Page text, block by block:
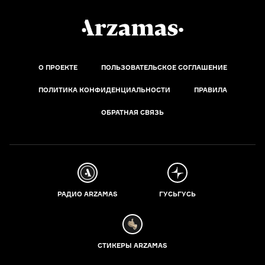
О ПРОЕКТЕ ПОЛЬЗОВАТЕЛЬСКОЕ СОГЛАШЕНИЕ
ПОЛИТИКА КОНФИДЕНЦИАЛЬНОСТИ ПРАВИЛА
ОБРАТНАЯ СВЯЗЬ
РАДИО ARZAMAS ГУСЬГУСЬ
СТИКЕРЫ ARZAMAS